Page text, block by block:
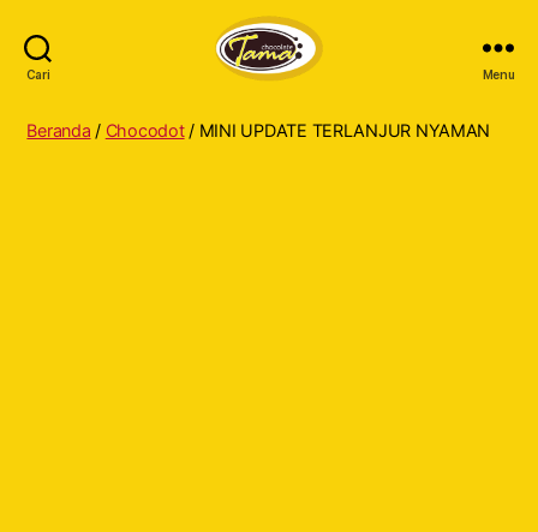
Cari
Cokelat
Menu
Beranda / Chocodot/ MINI UPDATE TERLANJUR NYAMAN